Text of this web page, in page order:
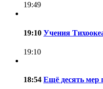
19:49
19:10 Учения
19:10
18:54 Ещё десять мер